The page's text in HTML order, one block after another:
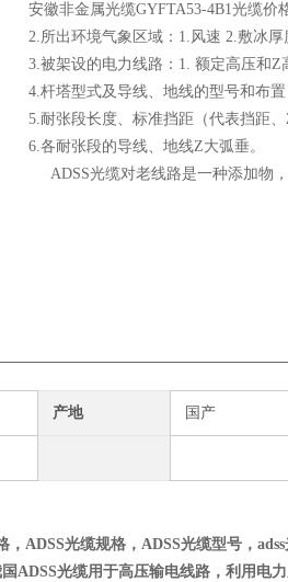
安徽非金属光缆GYFTA53-4B1光缆价
2.所出环境气象区域：1.风速 2.敷冰
3.被架设的电力线路：1. 额定高压和Z
4.杆塔型式及导线、地线的型号和布置
5.耐张段长度、标准挡距（代表挡距
6.各耐张段的导线、地线Z大弧垂。
ADSS光缆对老线路是一种添加物
产地 国产
，ADSS光缆规格，ADSS光缆型号，
ADSS光缆用于高压输电线路，利用电